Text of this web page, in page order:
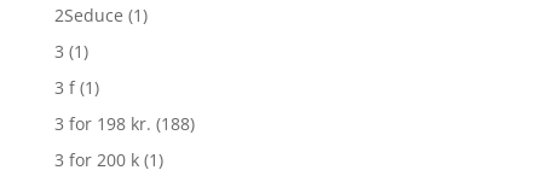
2Seduce (1)
3 (1)
3 f (1)
3 for 198 kr. (188)
3 for 200 k (1)